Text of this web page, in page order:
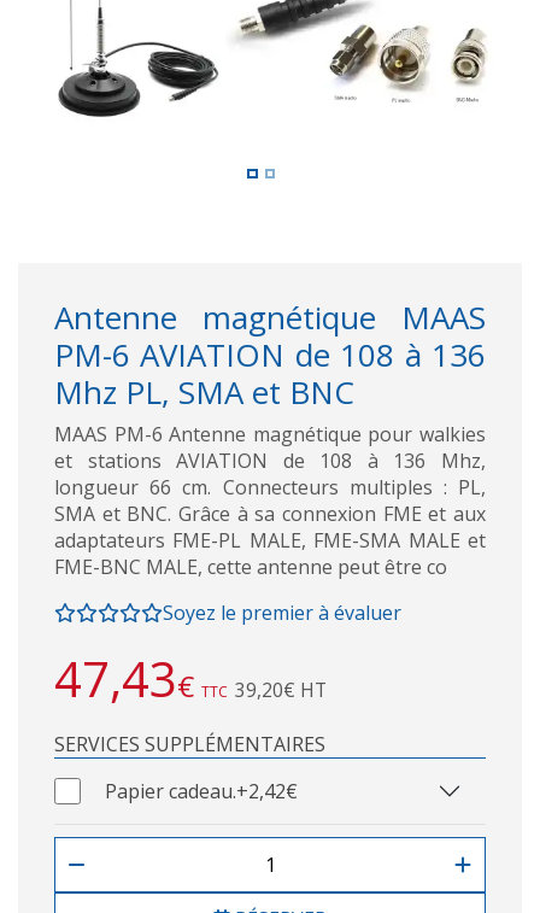
Antenne magnétique MAAS
PM-6 AVIATION de 108 à 136
Mhz PL, SMA et BNC
MAAS PM-6 Antenne magnétique pour walkies
et stations AVIATION de 108 à 136 Mhz,
longueur 66 cm. Connecteurs multiples : PL,
SMA et BNC. Grâce à sa connexion FME et aux
adaptateurs FME-PL MALE, FME-SMA MALE et
FME-BNC MALE, cette antenne peut être co
Soyez le premier à évaluer
47,43€ TTC 39,20€ HT
SERVICES SUPPLÉMENTAIRES
Papier cadeau.+2,42€